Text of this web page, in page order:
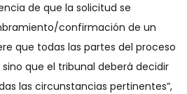
de que la solicitud se
confirmación de un
que todas las partes del proceso
que el tribunal deberá decidir
las circunstancias pertinentes”,